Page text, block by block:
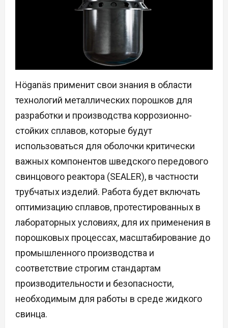
Höganäs применит свои знания в области
технологий металлических порошков для
разработки и производства коррозионно-
стойких сплавов, которые будут
использоваться для оболочки критически
важных компонентов шведского передового
свинцового реактора (SEALER), в частности
трубчатых изделий. Работа будет включать
оптимизацию сплавов, протестированных в
лабораторных условиях, для их применения в
порошковых процессах, масштабирование до
промышленного производства и
соответствие строгим стандартам
производительности и безопасности,
необходимым для работы в среде жидкого
свинца.